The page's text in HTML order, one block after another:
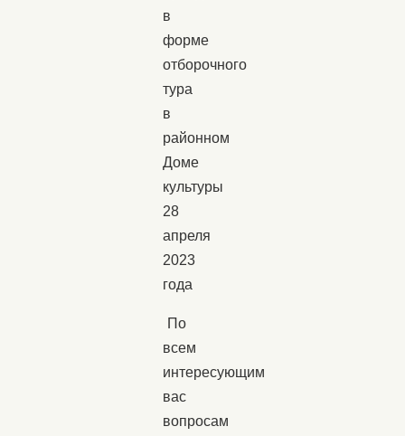
в
форме
отборочного
тура
в
районном
Доме
культуры
28
апреля
2023
года
По
всем
интересующим
вас
вопросам